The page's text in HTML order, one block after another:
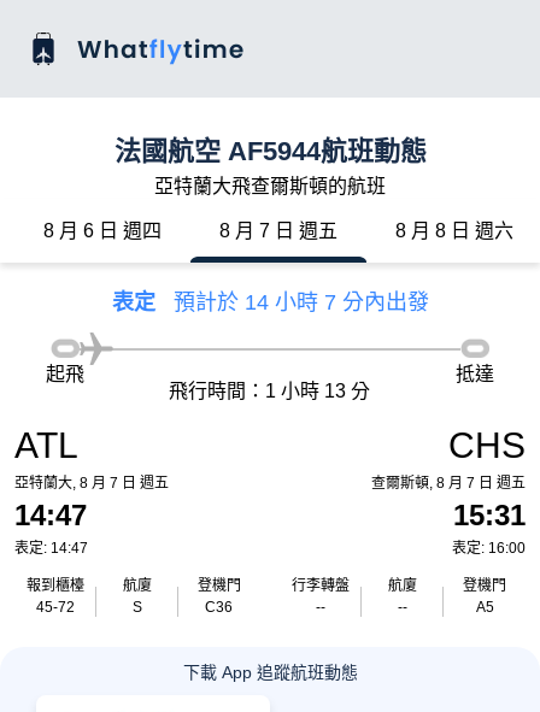
法國航空 AF5944航班動態
亞特蘭大飛查爾斯頓的航班
8 月 6 日 週四 8 月 7 日 週五 8 月 8 日 週六
表定 預計於 14 小時 7 分內出發
ATL
亞特蘭大, 8 月 7 日 週五
14:47
表定: 14:47
報到櫃檯
45-72
航廈
S
登機門
C36
起飛
飛行時間：1 小時 13 分
抵達
CHS
查爾斯頓, 8 月 7 日 週五
15:31
表定: 16:00
行李轉盤
--
航廈
--
登機門
A5
下載 App 追蹤航班動態